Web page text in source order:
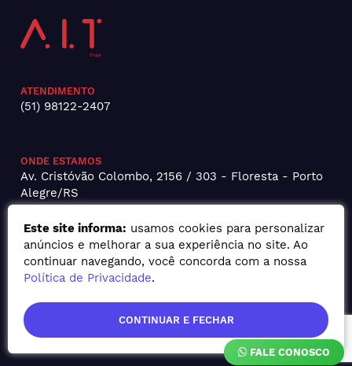
ATENDIMENTO
(51) 98122-2407
ONDE ESTAMOS
Av. Cristóvão Colombo, 2156 / 303 - Floresta - Porto
Alegre/RS
Este site informa: usamos cookies para personalizar
anúncios e melhorar a sua experiência no site. Ao
continuar navegando, você concorda com a nossa
Política de Privacidade.
CONTINUAR E FECHAR
FALE CONOSCO